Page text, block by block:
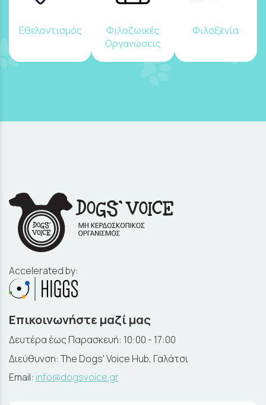
Εθελοντισμός
Φιλοζωικές
Οργανώσεις
Φιλοξενία
Accelerated by:
Επικοινωνήστε μαζί μας
Δευτέρα έως Παρασκευή: 10:00 - 17:00
Διεύθυνση: The Dogs' Voice Hub, Γαλάτσι
Email: info@dogsvoice.gr